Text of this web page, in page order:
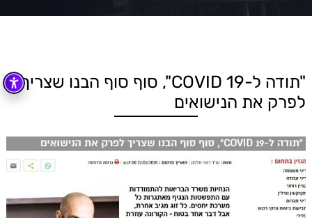
"תודה ל-COVID 19", סוף סוף הבנו שצריך
לפרק את הנישואים